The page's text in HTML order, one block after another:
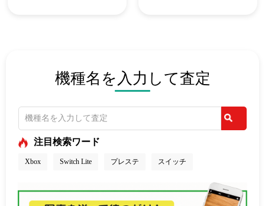
機種名を入力して査定
注目検索ワード
Xbox Switch Lite プレステ スイッチ